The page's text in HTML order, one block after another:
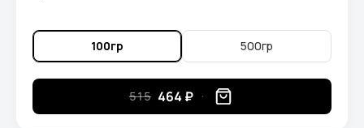
100гр 500гр
515 464 ₽